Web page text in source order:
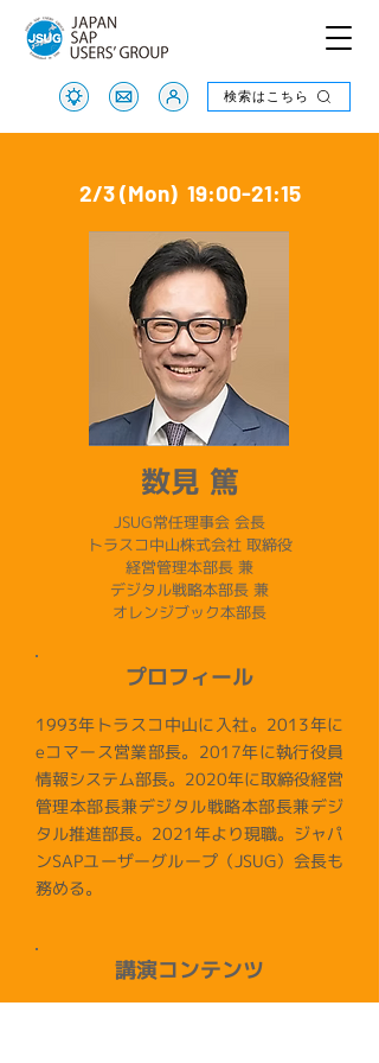
検索はこちら
検索はこちら
2/3 (Mon) 19:00-21:15
数見 篤
JSUG常任理事会 会長
トラスコ中山株式会社 取締役
経営管理本部長 兼
デジタル戦略本部長 兼
オレンジブック本部長
プロフィール
1993年トラスコ中山に入社。2013年に
eコマース営業部長。2017年に執行役員
情報システム部長。2020年に取締役経営
管理本部長兼デジタル戦略本部長兼デジ
タル推進部長。2021年より現職。ジャパ
ンSAPユーザーグループ（JSUG）会長も
務める。
講演コンテンツ